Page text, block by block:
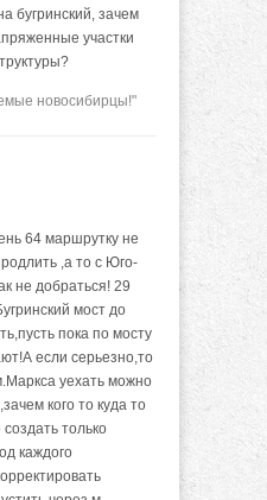
бугринский, зачем
участки
новосибирцы!"
64 маршрутку не
,а то с Юго-
не добраться! 29
мост до
пока по мосту
если серьезно,то
уехать можно
кого то куда то
только
каждого